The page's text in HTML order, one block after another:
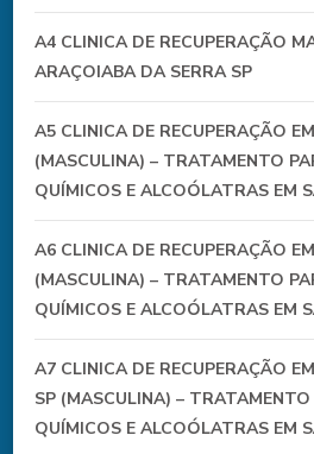
A4 CLINICA DE RECUPERAÇÃO
ARAÇOIABA DA SERRA SP
A5 CLINICA DE RECUPERAÇÃO
(MASCULINA) – TRATAMENTO
QUÍMICOS E ALCOÓLATRAS EM
A6 CLINICA DE RECUPERAÇÃO
(MASCULINA) – TRATAMENTO
QUÍMICOS E ALCOÓLATRAS EM
A7 CLINICA DE RECUPERAÇÃO
SP (MASCULINA) –
QUÍMICOS E ALCOÓLATRAS EM